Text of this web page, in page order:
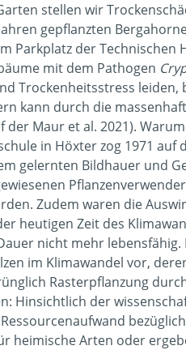
stellen wir
gepflanzten
Parkplatz der
mit dem Pathogen
Trockenheitsstress
kann durch die
der Maur et al. 2021).
in Höxter zog 1971
gelernten Bildhauer und
Zudem waren die
heutigen Zeit des
nicht mehr
im Klimawandel vor,
Rasterpflanzung
Hinsichtlich der
heimische Arten oder